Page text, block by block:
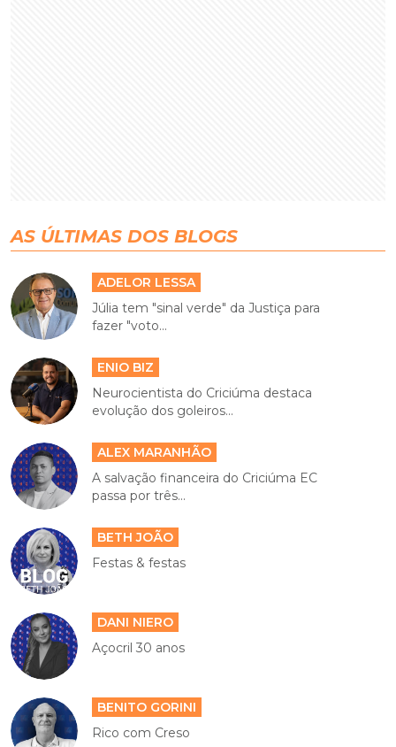
AS ÚLTIMAS DOS BLOGS
ADELOR LESSA
Júlia tem "sinal verde" da Justiça para
fazer "voto...
ENIO BIZ
Neurocientista do Criciúma destaca
evolução dos goleiros...
ALEX MARANHÃO
A salvação financeira do Criciúma EC
passa por três...
BETH JOÃO
Festas & festas
DANI NIERO
Açocril 30 anos
BENITO GORINI
Rico com Creso